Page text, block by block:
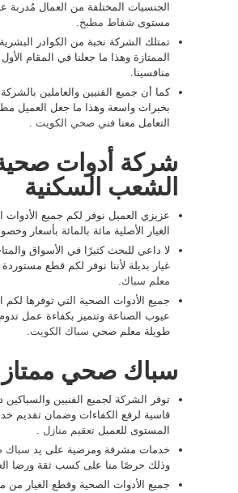
الجنسيات المختلفة من العمال مُدربة
مستوى شفاط مطبخ.
تمتلك الشركة نخبة من الكوادر
الممتازة وهذا ما جعلنا في المقام
منافسينا.
كما أن جميع الفنيين والعاملين
بخبرات واسعة وهذا ما جعل العميل
التعامل معنا فني صحي الكويت .
شركة أدوات
الشعب السكنية
عزيزي العميل نوفر لكم جميع
الغيار الأصلية مائة بالمائة بأسعار
لا داعي للبحث كثيرًا في الأسواق
غيار بديلة لأننا نوفر لكم قطع
معلم سباك.
جميع الأدوات الصحية التي توفرها
عيوب الصناعة وتتميز بكفاءة عمل
طويلة معلم صحي سباك الكويت.
سباك صحي ممتاز
توفر الشركة لجميع الفنيين
قاسية لرفع الكفاءات وضمان تقديم
المستوى للعميل تعقيم منازل .
خدمات مشرفة ومرضية على يد سباك
وذلك حرصًا منا على كسب ثقة ورضا
جميع الأدوات الصحية وقطع الغيار من